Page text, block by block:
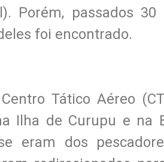
Porém, passados
foi encontrado.
Tático Aéreo
Ilha de Curupu e na
eram dos